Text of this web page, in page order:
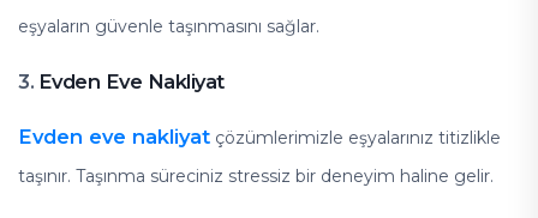
eşyaların güvenle taşınmasını sağlar.
3. Evden Eve Nakliyat
Evden eve nakliyat çözümlerimizle eşyalarınız titizlikle
taşınır. Taşınma süreciniz stressiz bir deneyim haline gelir.